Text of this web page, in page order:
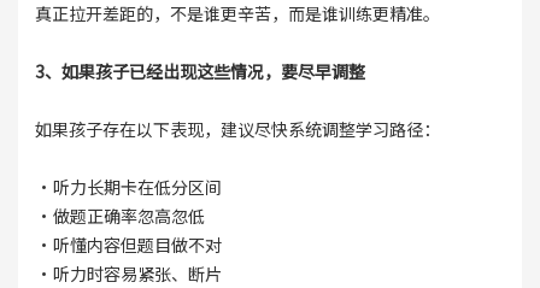
真正拉开差距的，不是谁更辛苦，而是谁训练更精准。
3、如果孩子已经出现这些情况，要尽早调整
如果孩子存在以下表现，建议尽快系统调整学习路径：
·听力长期卡在低分区间
·做题正确率忽高忽低
·听懂内容但题目做不对
·听力时容易紧张、断片